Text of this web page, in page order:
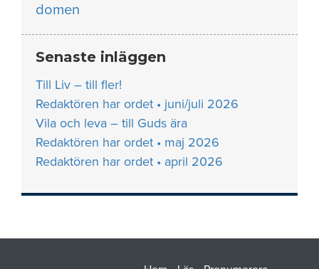
domen
Senaste inläggen
Till Liv – till fler!
Redaktören har ordet • juni/juli 2026
Vila och leva – till Guds ära
Redaktören har ordet • maj 2026
Redaktören har ordet • april 2026